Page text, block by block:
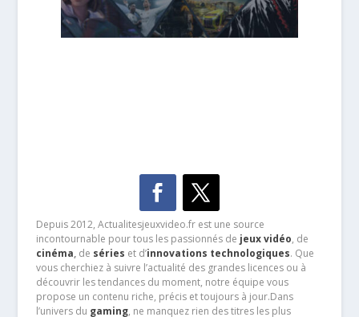
Depuis 2012, Actualitesjeuxvideo.fr est une source
incontournable pour tous les passionnés de jeux vidéo, de
cinéma,de séries et d’innovations technologiques. Que
vous cherchiez à suivre l’actualité des grandes licences ou à
découvrir les tendances du moment, notre équipe vous
propose un contenu riche, précis et toujours à jour.Dans
l’univers du gaming, ne manquez rien des titres les plus